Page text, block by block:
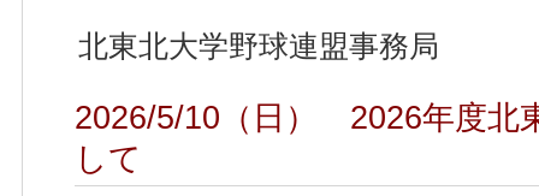
北東北大学野球連盟事務局
2026/5/10（日） 2026年度北
して